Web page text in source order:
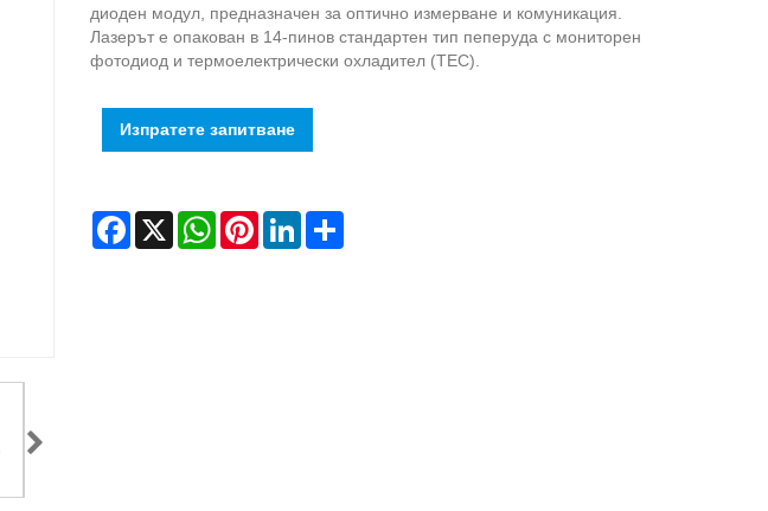
диоден модул, предназначен за оптично измерване и комуникация.
Лазерът е опакован в 14-пинов стандартен тип пеперуда с мониторен
фотодиод и термоелектрически охладител (TEC).
Изпратете запитване
Facebook
X WhatsAppPinterestLinkedInShare